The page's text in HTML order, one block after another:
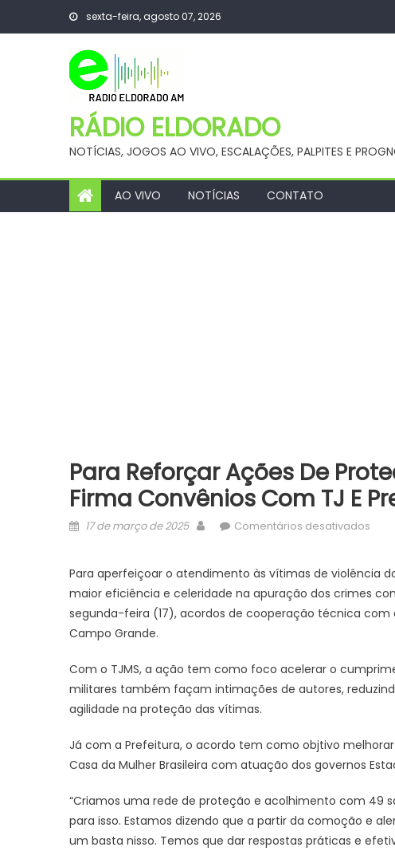
sexta-feira, agosto 07, 2026
RÁDIO ELDORADO
NOTÍCIAS, JOGOS AO VIVO, ESCALAÇÕES, PALPITES E
AO VIVO NOTÍCIAS CONTATO
Para Reforçar Ações De
Firma Convênios Com TJ E
Posted
17 de março de 2025 AuthorComentários desativados
de
de
com
e
de
Para aperfeiçoar o atendimento às vítimas de violência
maior eficiência e celeridade na apuração dos crimes
segunda-feira (17), acordos de cooperação técnica com
Campo Grande.
Com o TJMS, a ação tem como foco acelerar o
militares também façam intimações de autores,
agilidade na proteção das vítimas.
Já com a Prefeitura, o acordo tem como objtivo
Casa da Mulher Brasileira com atuação dos governos
“Criamos uma rede de proteção e acolhimento com 49
para isso. Estamos dizendo que a partir da comoção e
um basta nisso. Temos que dar respostas práticas e